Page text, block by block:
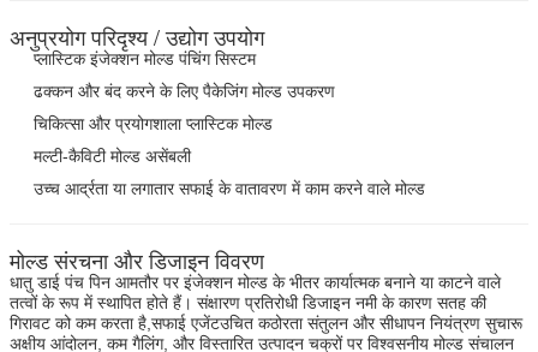
अनुप्रयोग परिदृश्य / उद्योग उपयोग
प्लास्टिक इंजेक्शन मोल्ड पंचिंग सिस्टम
ढक्कन और बंद करने के लिए पैकेजिंग मोल्ड उपकरण
चिकित्सा और प्रयोगशाला प्लास्टिक मोल्ड
मल्टी-कैविटी मोल्ड असेंबली
उच्च आर्द्रता या लगातार सफाई के वातावरण में काम करने वाले मोल्ड
मोल्ड संरचना और डिजाइन विवरण
धातु डाई पंच पिन आमतौर पर इंजेक्शन मोल्ड के भीतर कार्यात्मक बनाने या काटने वाले
तत्वों के रूप में स्थापित होते हैं। संक्षारण प्रतिरोधी डिजाइन नमी के कारण सतह की
गिरावट को कम करता है,सफाई एजेंटउचित कठोरता संतुलन और सीधापन नियंत्रण सुचारू
अक्षीय आंदोलन, कम गैलिंग, और विस्तारित उत्पादन चक्रों पर विश्वसनीय मोल्ड संचालन